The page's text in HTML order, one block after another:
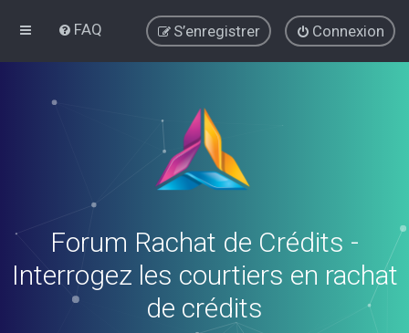
FAQ Connexion
S’enregistrer
Forum Rachat de Crédits -
Interrogez les courtiers en rachat
de crédits